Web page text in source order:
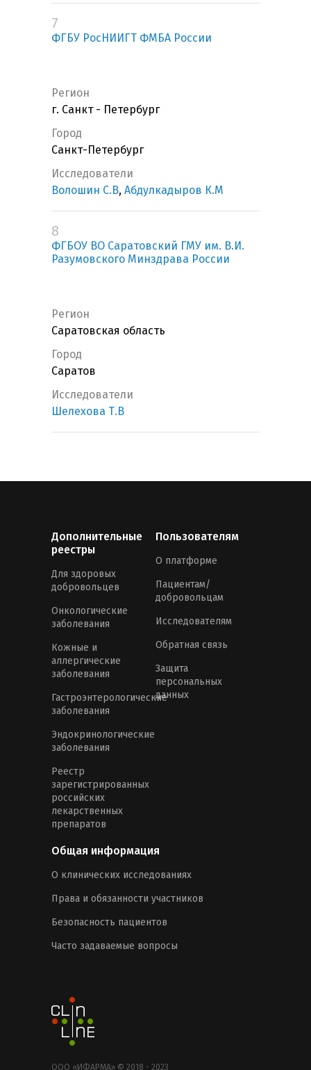
7
ФГБУ РосНИИГТ ФМБА России
Регион
г. Санкт - Петербург
Город
Санкт-Петербург
Исследователи
Волошин С.В, Абдулкадыров К.М
8
ФГБОУ ВО Саратовский ГМУ им. В.И.
Разумовского Минздрава России
Регион
Саратовская область
Город
Саратов
Исследователи
Шелехова Т.В
Дополнительные
реестры
Для здоровых
добровольцев
Онкологические
заболевания
Кожные и
аллергические
заболевания
Гастроэнтерологические
заболевания
Эндокринологические
заболевания
Реестр
зарегистрированных
российских
лекарственных
препаратов
Пользователям
О платформе
Пациентам/
добровольцам
Исследователям
Обратная связь
Защита
персональных
данных
Общая информация
О клинических исследованиях
Права и обязанности участников
Безопасность пациентов
Часто задаваемые вопросы
ООО «ИФАРМА» © 2018 - 2023